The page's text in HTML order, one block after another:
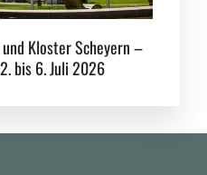
Kloster Scheyern –
bis 6. Juli 2026